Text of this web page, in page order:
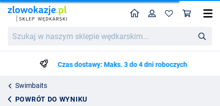
w
wędkarskim...
HomeProfil
Czas dostawy: Maks. 3 do 4 dni roboczych
Swimbaits
POWRÓT DO WYNIKU
Savage Gear 3D Line Thru Trout Swimbait 20cm (93g)
71.75
65.06